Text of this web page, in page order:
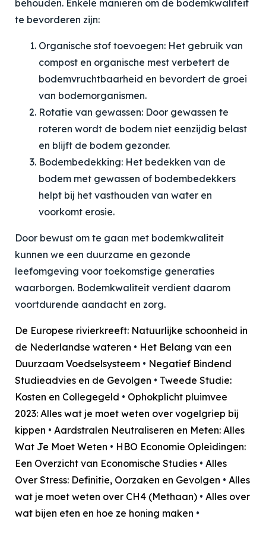
behouden. Enkele manieren om de bodemkwaliteit
te bevorderen zijn:
Organische stof toevoegen: Het gebruik van
compost en organische mest verbetert de
bodemvruchtbaarheid en bevordert de groei
van bodemorganismen.
Rotatie van gewassen: Door gewassen te
roteren wordt de bodem niet eenzijdig belast
en blijft de bodem gezonder.
Bodembedekking: Het bedekken van de
bodem met gewassen of bodembedekkers
helpt bij het vasthouden van water en
voorkomt erosie.
Door bewust om te gaan met bodemkwaliteit
kunnen we een duurzame en gezonde
leefomgeving voor toekomstige generaties
waarborgen. Bodemkwaliteit verdient daarom
voortdurende aandacht en zorg.
De Europese rivierkreeft: Natuurlijke schoonheid in
de Nederlandse wateren • Het Belang van een
Duurzaam Voedselsysteem • Negatief Bindend
Studieadvies en de Gevolgen • Tweede Studie:
Kosten en Collegegeld • Ophokplicht pluimvee
2023: Alles wat je moet weten over vogelgriep bij
kippen • Aardstralen Neutraliseren en Meten: Alles
Wat Je Moet Weten • HBO Economie Opleidingen:
Een Overzicht van Economische Studies • Alles
Over Stress: Definitie, Oorzaken en Gevolgen • Alles
wat je moet weten over CH4 (Methaan) • Alles over
wat bijen eten en hoe ze honing maken •